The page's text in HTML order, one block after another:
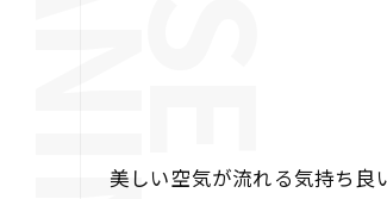
美しい空気が流れる気持ち